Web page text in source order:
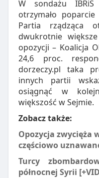
W sondażu
otrzymało
Partia rządząca
dwukrotnie
opozycji – Koalicja
24,6 proc.
dorzeczy.pl taka
innych partii
osiągnąć w
większość w Sejmie.
Zobacz także:
Opozycja zwycięża
częściowo
Turcy
północnej Syrii